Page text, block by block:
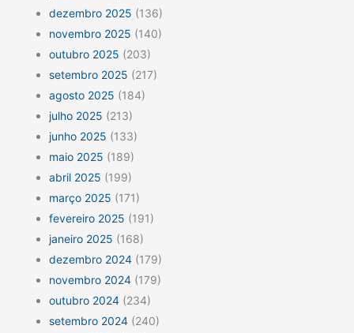
dezembro 2025 (136)
novembro 2025 (140)
outubro 2025 (203)
setembro 2025 (217)
agosto 2025 (184)
julho 2025 (213)
junho 2025 (133)
maio 2025 (189)
abril 2025 (199)
março 2025 (171)
fevereiro 2025 (191)
janeiro 2025 (168)
dezembro 2024 (179)
novembro 2024 (179)
outubro 2024 (234)
setembro 2024 (240)